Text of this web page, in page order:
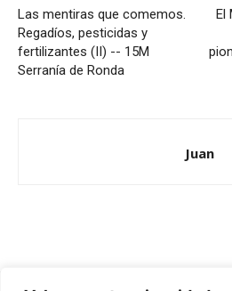
Las mentiras que comemos.
Regadíos, pesticidas y
fertilizantes (II) -- 15M
Serranía de Ronda
El
Juan